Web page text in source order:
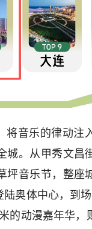
将音乐的律动注
城。从甲秀文昌
坪音乐节，整座
奥体中心，到
的动漫嘉年华，